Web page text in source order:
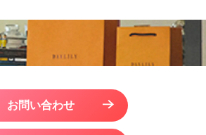
お問い合わせ